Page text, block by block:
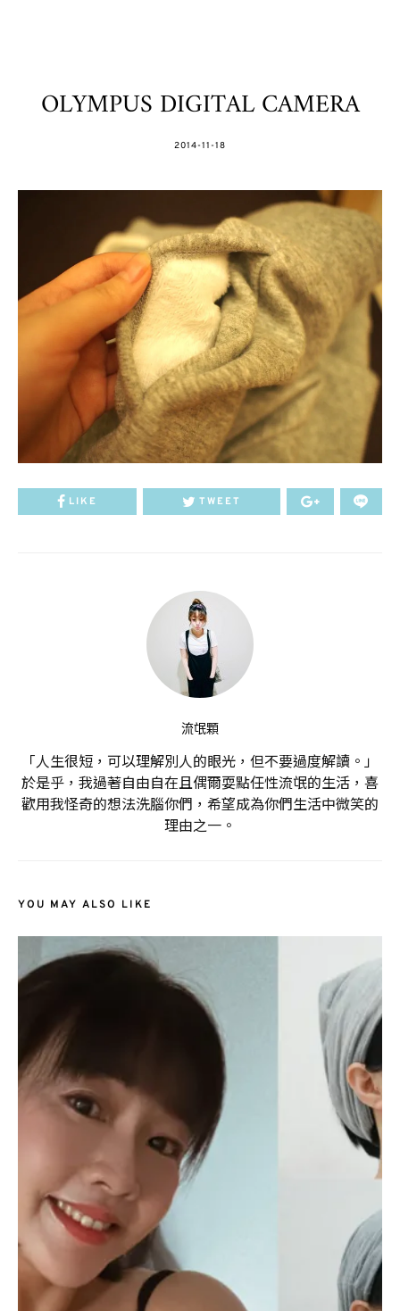
OLYMPUS DIGITAL CAMERA
POSTED
2014-11-18
LIKE TWEET
流氓顆
「人生很短，可以理解別人的眼光，但不要過度解讀。」
於是乎，我過著自由自在且偶爾耍點任性流氓的生活，喜
歡用我怪奇的想法洗腦你們，希望成為你們生活中微笑的
理由之一。
YOU MAY ALSO LIKE